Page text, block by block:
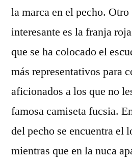
la marca en el pecho.
interesante es la franja
que se ha colocado el
más representativos para
aficionados a los que no
famosa camiseta fucsia.
del pecho se encuentra el
mientras que en la nuca